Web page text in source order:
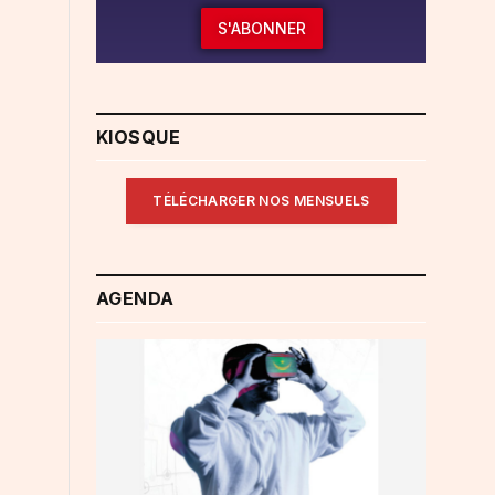
S'ABONNER
KIOSQUE
TÉLÉCHARGER NOS MENSUELS
AGENDA